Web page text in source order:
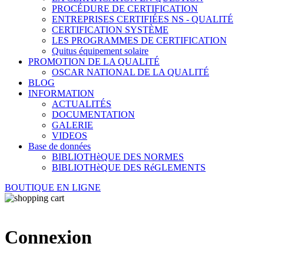
PROCÉDURE DE CERTIFICATION
ENTREPRISES CERTIFIÉES NS - QUALITÉ
CERTIFICATION SYSTÈME
LES PROGRAMMES DE CERTIFICATION
Quitus équipement solaire
PROMOTION DE LA QUALITÉ
OSCAR NATIONAL DE LA QUALITÉ
BLOG
INFORMATION
ACTUALITÉS
DOCUMENTATION
GALERIE
VIDEOS
Base de données
BIBLIOTHèQUE DES NORMES
BIBLIOTHèQUE DES RéGLEMENTS
BOUTIQUE EN LIGNE
Connexion